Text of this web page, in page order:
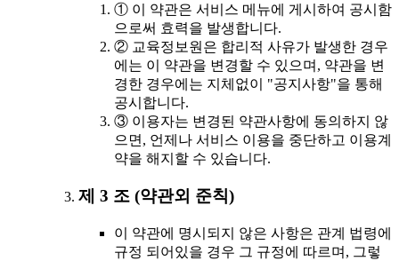
① 이 약관은 서비스 메뉴에 게시하여 공시함
으로써 효력을 발생합니다.
② 교육정보원은 합리적 사유가 발생한 경우
에는 이 약관을 변경할 수 있으며, 약관을 변
경한 경우에는 지체없이 "공지사항"을 통해
공시합니다.
③ 이용자는 변경된 약관사항에 동의하지 않
으면, 언제나 서비스 이용을 중단하고 이용계
약을 해지할 수 있습니다.
제 3 조 (약관외 준칙)
이 약관에 명시되지 않은 사항은 관계 법령에
규정 되어있을 경우 그 규정에 따르며, 그렇